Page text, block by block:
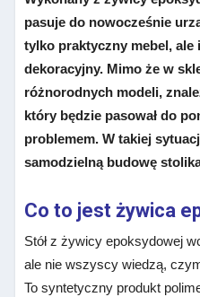
pasuje do nowocześnie
tylko praktyczny mebel, ale
dekoracyjny. Mimo że w
różnorodnych modeli,
który będzie pasował do
problemem. W takiej
samodzielną budowę
Co to jest żywica
Stół z żywicy epoksydowej
ale nie wszyscy wiedzą,
To syntetyczny produkt